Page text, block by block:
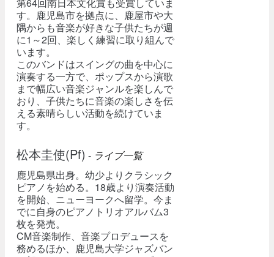
す。鹿児島市を拠点に、鹿屋市や大
隅からも音楽が好きな子供たちが週
に1～2回、楽しく練習に取り組んで
います。
このバンドはスイングの曲を中心に
演奏する一方で、ポップスから演歌
まで幅広い音楽ジャンルを楽しんで
おり、子供たちに音楽の楽しさを伝
える素晴らしい活動を続けていま
す。
松本圭使(Pf) - ライブ一覧
鹿児島県出身。幼少よりクラシック
ピアノを始める。18歳より演奏活動
を開始、ニューヨークへ留学。今ま
でに自身のピアノトリオアルバム3
枚を発売。
CM音楽制作、音楽プロデュースを
務めるほか、鹿児島大学ジャズバン